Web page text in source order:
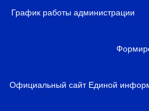
н
График работы администрации
Официальный сайт Единой